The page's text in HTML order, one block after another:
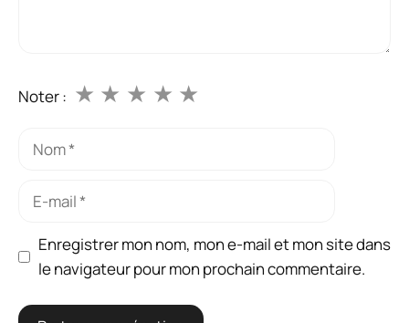
Noter : ★
★
★
★
★
Nom
Enregistrer mon nom, mon e-mail et mon site dans
le navigateur pour mon prochain commentaire.